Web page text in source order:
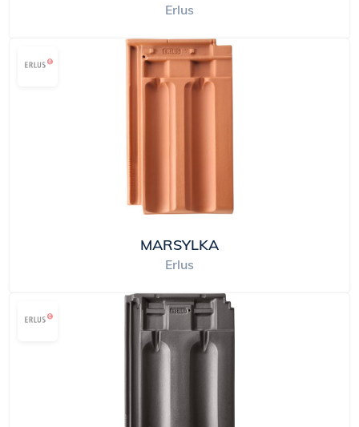
Erlus
MARSYLKA
Erlus